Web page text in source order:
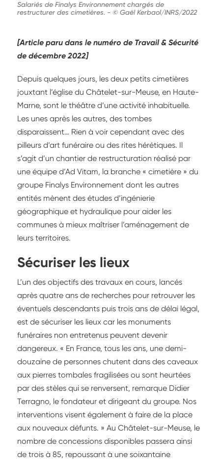
Salariés de Finalys Environnement chargés de
restructurer des cimetières. - © Gaël Kerbaol/INRS/2022
[Article paru dans le numéro de Travail & Sécurité
de décembre 2022]
Depuis quelques jours, les deux petits cimetières
jouxtant l’église du Châtelet-sur-Meuse, en Haute-
Marne, sont le théâtre d’une activité inhabituelle.
Les unes après les autres, des tombes
disparaissent… Rien à voir cependant avec des
pilleurs d’art funéraire ou des rites hérétiques. Il
s’agit d’un chantier de restructuration réalisé par
une équipe d’Ad Vitam, la branche « cimetière » du
groupe Finalys Environnement dont les autres
entités mènent des études d’ingénierie
géographique et hydraulique pour aider les
communes à mieux maîtriser l’aménagement de
leurs territoires.
Sécuriser les lieux
L’un des objectifs des travaux en cours, lancés
après quatre ans de recherches pour retrouver les
éventuels descendants puis trois ans de délai légal,
est de sécuriser les lieux car les monuments
funéraires non entretenus peuvent devenir
dangereux. « En France, tous les ans, une demi-
douzaine de personnes chutent dans des caveaux
aux pierres tombales fragilisées ou sont heurtées
par des stèles qui se renversent, remarque Didier
Terragno, le fondateur et dirigeant du groupe. Nos
interventions visent également à faire de la place
aux nouveaux défunts. » Au Châtelet-sur-Meuse, le
nombre de concessions disponibles passera ainsi
de trois à 85, repoussant à une soixantaine